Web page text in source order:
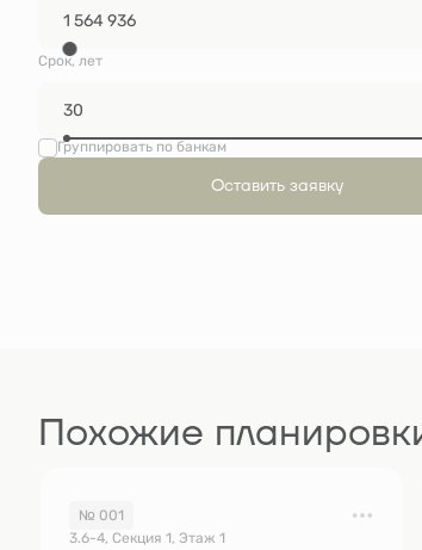
Срок, лет
Группировать по банкам
Оставить заявку
Похожие
№ 001
3.6-4, Секция 1, Этаж 1